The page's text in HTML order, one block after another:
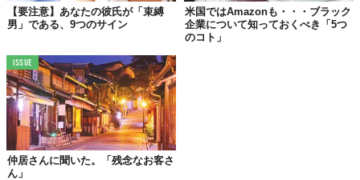
人間的な器が小さく、独りよがり。自分の価値観を女性に押し付
【要注意】あなたの彼氏が「束縛
男」である、9つのサイン
米国ではAmazonも・・・ブラック
企業について知っておくべき「5つ
のコト」
ISSUE
仲居さんに聞いた。「残念なお客さ
ん」